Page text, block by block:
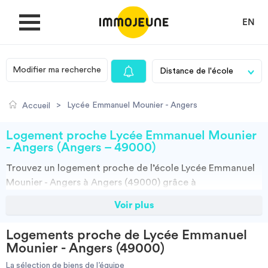
EN
MON COMPTE
Je cherche un logement
Villes
Modifier ma recherche
Accueil > Lycée Emmanuel Mounier - Angers
Logement proche Lycée Emmanuel Mounier
- Angers (Angers – 49000)
Trouvez un logement proche de l’école Lycée Emmanuel
Mounier - Angers à Angers (49000) grâce à
Découvrez nos milliers d’offres de locations proches de
étudiantes, locations par particuliers, par agences et
colocations. Vous avez tous les choix.
Voir plus
Logements proche de Lycée Emmanuel
Mounier - Angers (49000)
La sélection de biens de l’équipe